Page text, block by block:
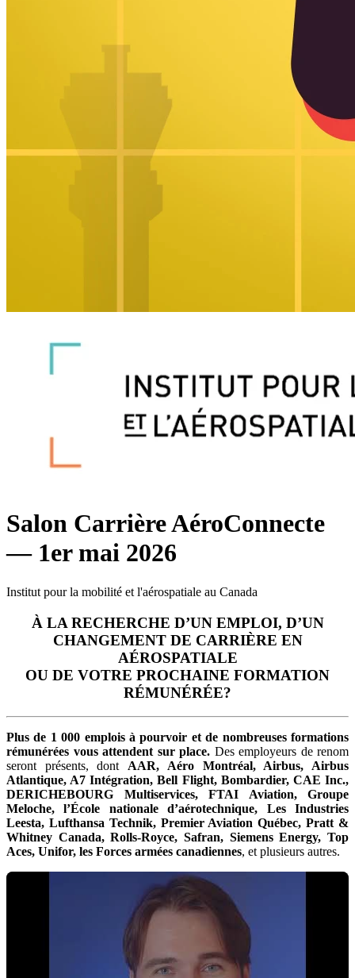
Salon Carrière AéroConnecte
— 1er mai 2026
Institut pour la mobilité et l'aérospatiale au Canada
À LA RECHERCHE D’UN EMPLOI, D’UN
CHANGEMENT DE CARRIÈRE EN
AÉROSPATIALE
OU DE VOTRE PROCHAINE FORMATION
RÉMUNÉRÉE?
Plus de 1 000 emplois à pourvoir et de nombreuses formations
rémunérées vous attendent sur place. Des employeurs de renom
seront présents, dont AAR, Aéro Montréal, Airbus, Airbus
Atlantique, A7 Intégration, Bell Flight, Bombardier, CAE Inc.,
DERICHEBOURG Multiservices, FTAI Aviation, Groupe
Meloche, l’École nationale d’aérotechnique, Les Industries
Leesta, Lufthansa Technik, Premier Aviation Québec, Pratt &
Whitney Canada, Rolls-Royce, Safran, Siemens Energy, Top
Aces, Unifor, les Forces armées canadiennes, et plusieurs autres.